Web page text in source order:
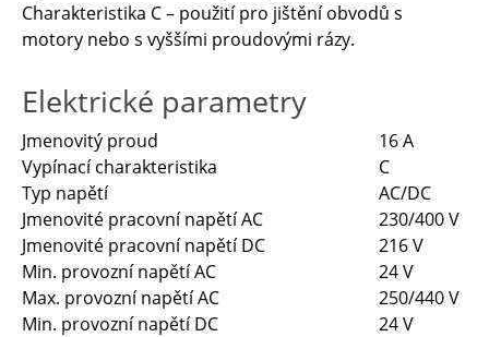
Charakteristika C – použití pro jištění obvodů s
motory nebo s vyššími proudovými rázy.
Elektrické parametry
Jmenovitý proud
16 A
Vypínací charakteristika
C
Typ napětí
AC/DC
Jmenovité pracovní napětí AC
230/400 V
Jmenovité pracovní napětí DC
216 V
Min. provozní napětí AC
24 V
Max. provozní napětí AC
250/440 V
Min. provozní napětí DC
24 V